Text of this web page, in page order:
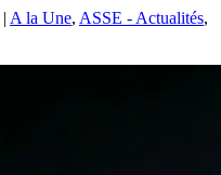
| A la Une, ASSE - Actualités,